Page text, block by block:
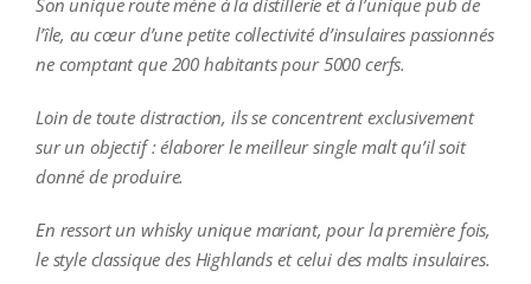
l’île, au cœur d’une petite collectivité d’insulaires passionnés
ne comptant que 200 habitants pour 5000 cerfs.
Loin de toute distraction, ils se concentrent exclusivement
sur un objectif : élaborer le meilleur single malt qu’il soit
donné de produire.
En ressort un whisky unique mariant, pour la première fois,
le style classique des Highlands et celui des malts insulaires.